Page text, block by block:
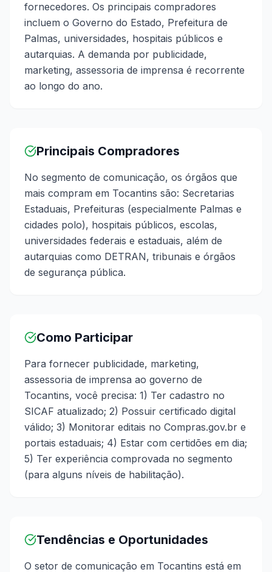
fornecedores. Os principais compradores
incluem o Governo do Estado, Prefeitura de
Palmas, universidades, hospitais públicos e
autarquias. A demanda por publicidade,
marketing, assessoria de imprensa é recorrente
ao longo do ano.
Principais Compradores
No segmento de comunicação, os órgãos que
mais compram em Tocantins são: Secretarias
Estaduais, Prefeituras (especialmente Palmas e
cidades polo), hospitais públicos, escolas,
universidades federais e estaduais, além de
autarquias como DETRAN, tribunais e órgãos
de segurança pública.
Como Participar
Para fornecer publicidade, marketing,
assessoria de imprensa ao governo de
Tocantins, você precisa: 1) Ter cadastro no
SICAF atualizado; 2) Possuir certificado digital
válido; 3) Monitorar editais no Compras.gov.br e
portais estaduais; 4) Estar com certidões em dia;
5) Ter experiência comprovada no segmento
(para alguns níveis de habilitação).
Tendências e Oportunidades
O setor de comunicação em Tocantins está em